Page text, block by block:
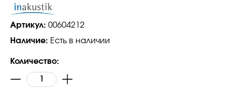
Артикул: 00604212
Наличие: Есть в наличии
Количество: